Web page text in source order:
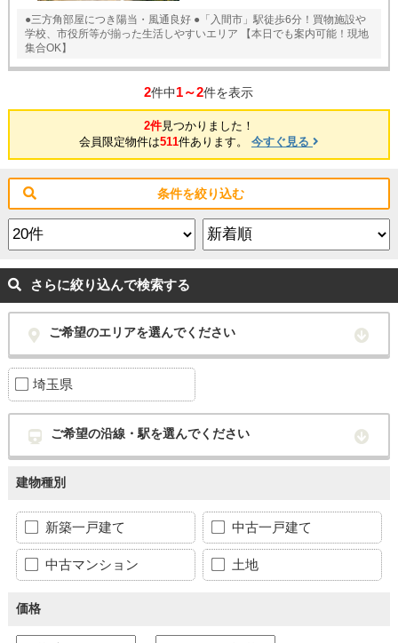
●三方角部屋につき陽当・風通良好 ●「入間市」駅徒歩6分！買物施設や
学校、市役所等が揃った生活しやすいエリア 【本日でも案内可能！現地
集合OK】
2件中1～2件を表示
2件見つかりました！
会員限定物件は511件あります。 今すぐ見る
条件を絞り込む
さらに絞り込んで検索する
ご希望のエリアを選んでください
埼玉県
ご希望の沿線・駅を選んでください
建物種別
新築一戸建て 中古一戸建て
中古マンション 土地
価格